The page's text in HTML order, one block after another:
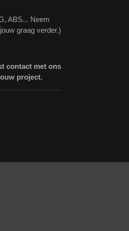
ABS... Neem
graag verder.)
contact met ons
project.